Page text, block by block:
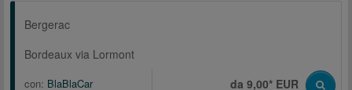
Bergerac
Bordeaux via Lormont
con: BlaBlaCar da 9,00* EUR